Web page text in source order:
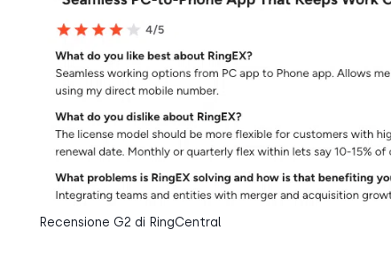
Recensione G2 di RingCentral